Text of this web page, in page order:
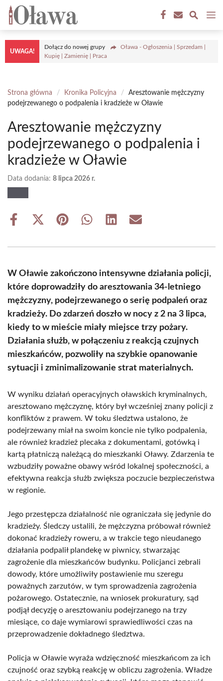
Przejdź
treści
UWAGA!
Dołącz do nowej grupy
Oława - Ogłoszenia | Sprzedam |
Kupię | Zamienię | Praca
Strona główna / Kronika Policyjna /
Aresztowanie mężczyzny
podejrzewanego o podpalenia i kradzieże w Oławie
Aresztowanie mężczyzny
podejrzewanego o podpalenia i
kradzieże w Oławie
Data dodania: 8 lipca 2026 r.
Share
Share
(Twitter)
Share Share Share Share
W Oławie zakończono intensywne działania policji,
które doprowadziły do aresztowania 34-letniego
mężczyzny, podejrzewanego o serię podpaleń oraz
kradzieży. Do zdarzeń doszło w nocy z 2 na 3 lipca,
kiedy to w mieście miały miejsce trzy pożary.
Działania służb, w połączeniu z reakcją czujnych
mieszkańców, pozwoliły na szybkie opanowanie
sytuacji i zminimalizowanie strat materialnych.
W wyniku działań operacyjnych oławskich kryminalnych,
aresztowano mężczyznę, który był wcześniej znany policji z
konfliktów z prawem. W toku śledztwa ustalono, że
podejrzewany miał na swoim koncie nie tylko podpalenia,
ale również kradzież plecaka z dokumentami, gotówką i
kartą płatniczą należącą do mieszkanki Oławy. Zdarzenia te
wzbudziły poważne obawy wśród lokalnej społeczności, a
efektywna reakcja służb zwiększa poczucie bezpieczeństwa
w regionie.
Jego przestępcza działalność nie ograniczała się jedynie do
kradzieży. Śledczy ustalili, że mężczyzna próbował również
dokonać kradzieży roweru, a w trakcie tego nieudanego
działania podpalił plandekę w piwnicy, stwarzając
zagrożenie dla mieszkańców budynku. Policjanci zebrali
dowody, które umożliwiły postawienie mu szeregu
poważnych zarzutów, w tym sprowadzenia zagrożenia
pożarowego. Ostatecznie, na wniosek prokuratury, sąd
podjął decyzję o aresztowaniu podejrzanego na trzy
miesiące, co daje wymiarowi sprawiedliwości czas na
przeprowadzenie dokładnego śledztwa.
Policja w Oławie wyraża wdzięczność mieszkańcom za ich
czujność oraz szybką reakcję w obliczu zagrożenia. Władze